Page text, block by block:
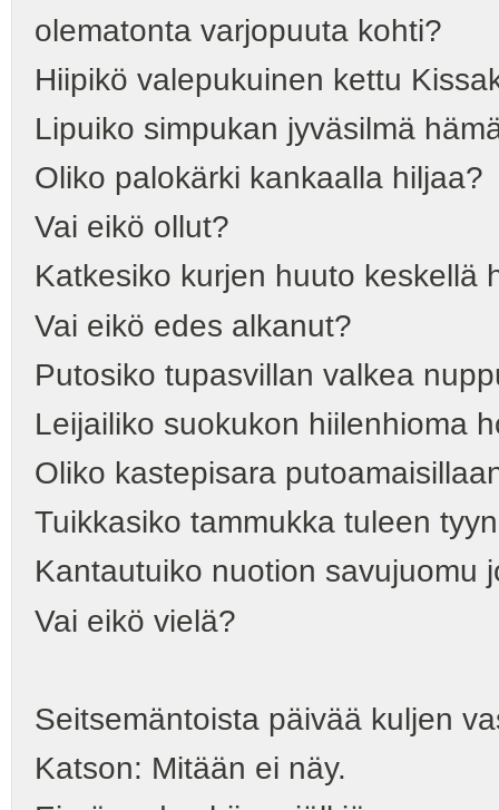
olematonta varjopuuta kohti?
Hiipikö valepukuinen kettu
Lipuiko simpukan jyväsilmä
Oliko palokärki kankaalla hiljaa?
Vai eikö ollut?
Katkesiko kurjen huuto keskellä
Vai eikö edes alkanut?
Putosiko tupasvillan valkea
Leijailiko suokukon hiilenhioma
Oliko kastepisara
Tuikkasiko tammukka tuleen
Kantautuiko nuotion savujuomu
Vai eikö vielä?
Seitsemäntoista päivää kuljen
Katson: Mitään ei näy.